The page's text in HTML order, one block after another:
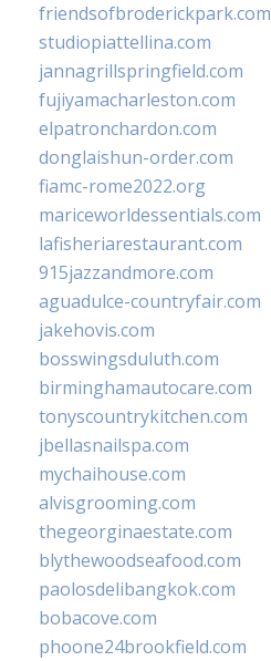
friendsofbroderickpark.com
studiopiattellina.com
jannagrillspringfield.com
fujiyamacharleston.com
elpatronchardon.com
donglaishun-order.com
fiamc-rome2022.org
mariceworldessentials.com
lafisheriarestaurant.com
915jazzandmore.com
aguadulce-countryfair.com
jakehovis.com
bosswingsduluth.com
birminghamautocare.com
tonyscountrykitchen.com
jbellasnailspa.com
mychaihouse.com
alvisgrooming.com
thegeorginaestate.com
blythewoodseafood.com
paolosdelibangkok.com
bobacove.com
phoone24brookfield.com